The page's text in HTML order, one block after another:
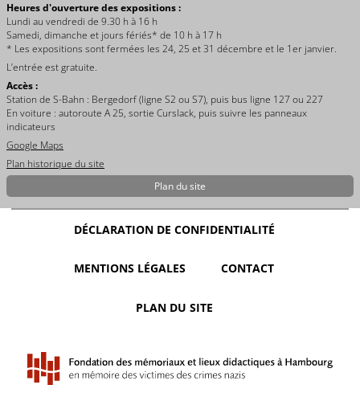
Heures d'ouverture des expositions :
Lundi au vendredi de 9.30 h à 16 h
Samedi, dimanche et jours fériés* de 10 h à 17 h
* Les expositions sont fermées les 24, 25 et 31 décembre et le 1er janvier.
L’entrée est gratuite.
Accès :
Station de S-Bahn : Bergedorf (ligne S2 ou S7), puis bus ligne 127 ou 227
En voiture : autoroute A 25, sortie Curslack, puis suivre les panneaux
indicateurs
Google Maps
Plan historique du site
Plan du site
DÉCLARATION DE CONFIDENTIALITÉ
MENTIONS LÉGALES CONTACT
PLAN DU SITE